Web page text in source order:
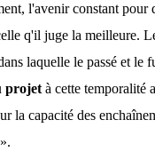
l'avenir constant pour
q'il juge la meilleure.
laquelle le passé et le
projet à cette temporalité
la capacité des